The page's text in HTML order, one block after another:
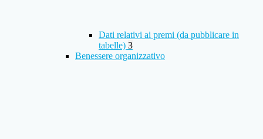
Dati relativi ai premi (da pubblicare in
tabelle) 3
Benessere organizzativo